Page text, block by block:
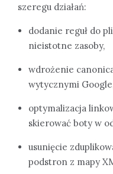
szeregu działań:
dodanie reguł do
nieistotne zasoby,
wdrożenie
wytycznymi
optymalizacja
skierować boty w
usunięcie
podstron z mapy